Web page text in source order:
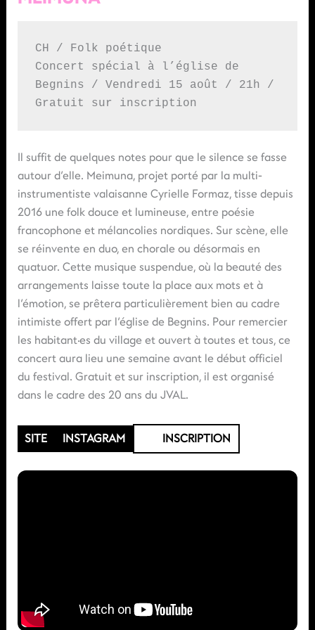
CH / Folk poétique
Concert spécial à l’église de
Begnins / Vendredi 15 août / 21h /
Gratuit sur inscription
Il suffit de quelques notes pour que le silence se fasse
autour d’elle. Meimuna, projet porté par la multi-
instrumentiste valaisanne Cyrielle Formaz, tisse depuis
2016 une folk douce et lumineuse, entre poésie
francophone et mélancolies nordiques. Sur scène, elle
se réinvente en duo, en chorale ou désormais en
quatuor. Cette musique suspendue, où la beauté des
arrangements laisse toute la place aux mots et à
l’émotion, se prêtera particulièrement bien au cadre
intimiste offert par l’église de Begnins. Pour remercier
les habitant·es du village et ouvert à toutes et tous, ce
concert aura lieu une semaine avant le début officiel
du festival. Gratuit et sur inscription, il est organisé
dans le cadre des 20 ans du JVAL.
SITE INSTAGRAM INSCRIPTION